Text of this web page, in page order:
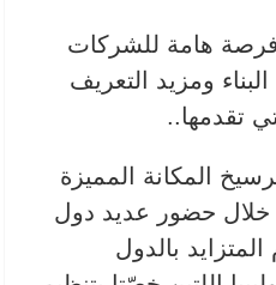
“ميديبات 2017” فرصة هامة للشركات
ومزيد التعريف
تقدمها..
المكانة المميزة
خلال حضور عديد دول
المتزايد بالدول